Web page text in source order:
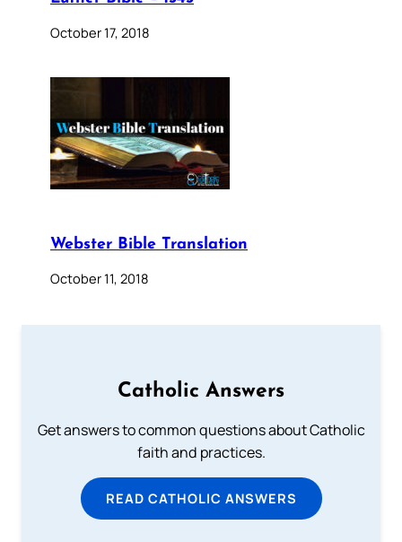
October 17, 2018
Webster Bible Translation
October 11, 2018
Catholic Answers
Get answers to common questions about Catholic
faith and practices.
READ CATHOLIC ANSWERS